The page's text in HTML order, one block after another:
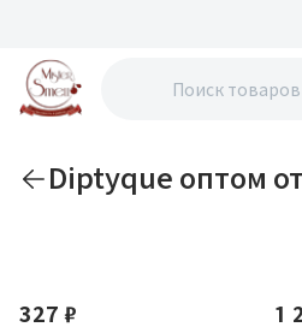
Diptyque оптом
327 ₽ 1